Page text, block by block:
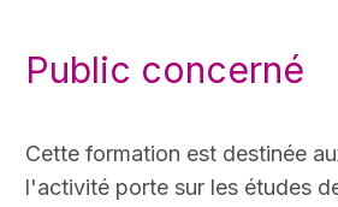
Public concerné
Cette formation est destinée
l'activité porte sur les études